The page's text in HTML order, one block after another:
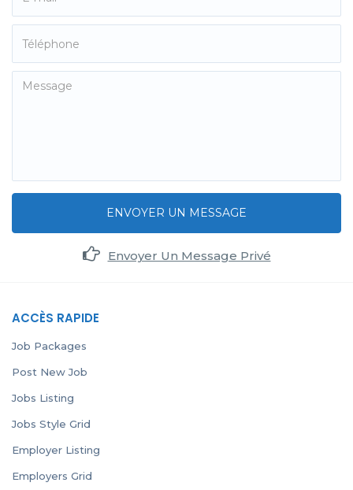
ENVOYER UN MESSAGE
Envoyer Un Message Privé
ACCÈS RAPIDE
Job Packages
Post New Job
Jobs Listing
Jobs Style Grid
Employer Listing
Employers Grid